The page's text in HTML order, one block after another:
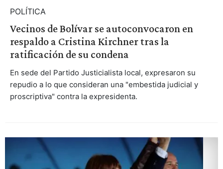
POLÍTICA
Vecinos de Bolívar se autoconvocaron en
respaldo a Cristina Kirchner tras la
ratificación de su condena
En sede del Partido Justicialista local, expresaron su
repudio a lo que consideran una "embestida judicial y
proscriptiva" contra la expresidenta.